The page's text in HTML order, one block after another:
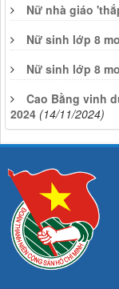
Nữ nhà giáo
Nữ sinh lớp 8
Nữ sinh lớp 8
Cao Bằng vinh
2024 (14/11/2024)